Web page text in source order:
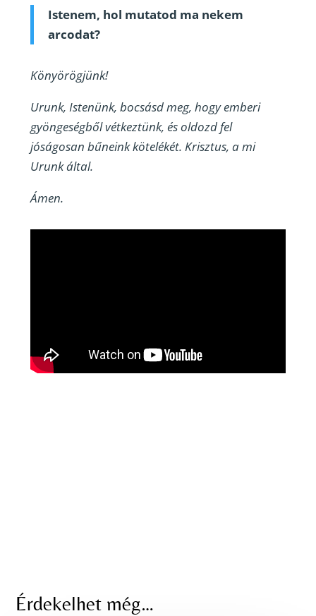
Istenem, hol mutatod ma nekem
arcodat?
Könyörögjünk!
Urunk, Istenünk, bocsásd meg, hogy emberi
gyöngeségből vétkeztünk, és oldozd fel
jóságosan bűneink kötelékét. Krisztus, a mi
Urunk által.
Ámen.
Érdekelhet még…